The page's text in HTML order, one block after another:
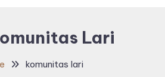
Lari
komunitas lari